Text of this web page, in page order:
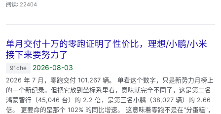
阅读: 22404
单月交付十万的零跑证明了性价比，理想/小鹏/小米
接下来要努力了
91che 2026-08-03
2026 年 7 月，零跑交付 101,267 辆。 单看这个数字，只是新势力月榜上
的一个新纪录。但把它放到坐标系里看，意味就完全不同了，这是第二名
鸿蒙智行（45,046 台）的 2.2 倍，是第三名小鹏（38,027 辆）的 2.66
倍。 更要命的是那个 102% 的同比增速。 这意味着零跑不是在"分蛋糕"，